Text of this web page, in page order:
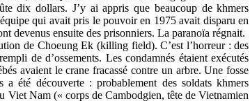
dix dollars. J’y ai appris que beaucoup de khmers
qui avait pris le pouvoir en 1975 avait disparu en
devenus ensuite des prisonniers. La paranoïa régnait.
de Choeung Ek (killing field). C’est l’horreur : des
de d’ossements. Les condamnés étaient exécutés
avaient le crane fracassé contre un arbre. Une fosse
a été découverte : probablement des soldats khmers
Viet Nam (« corps de Cambodgien, tête de Vietnamien